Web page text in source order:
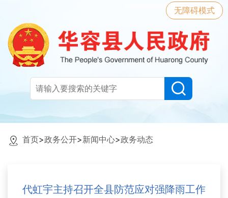
无障碍模式
首页>政务公开>新闻中心>政务动态
代虹宇主持召开全县防范应对强降雨工作